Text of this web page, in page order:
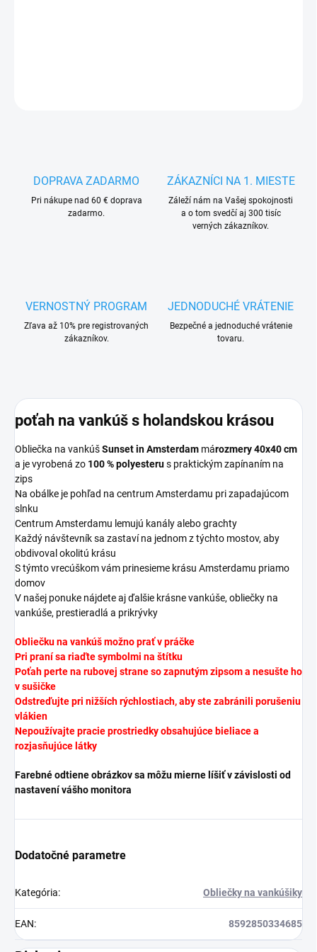
DOPRAVA ZADARMO
Pri nákupe nad 60 € doprava
zadarmo.
ZÁKAZNÍCI NA 1. MIESTE
Záleží nám na Vašej spokojnosti
a o tom svedčí aj 300 tisíc
verných zákazníkov.
VERNOSTNÝ PROGRAM
Zľava až 10% pre registrovaných
zákazníkov.
JEDNODUCHÉ VRÁTENIE
Bezpečné a jednoduché vrátenie
tovaru.
poťah na vankúš s holandskou krásou
Obliečka na vankúšSunset in Amsterdam mározmery 40x40 cm
a je vyrobená zo 100 % polyesterus praktickým zapínaním na
zips
Na obálke je pohľad na centrum Amsterdamu pri zapadajúcom
slnku
Centrum Amsterdamu lemujú kanály alebo grachty
Každý návštevník sa zastaví na jednom z týchto mostov, aby
obdivoval okolitú krásu
S týmto vrecúškom vám prinesieme krásu Amsterdamu priamo
domov
V našej ponuke nájdete aj ďalšie krásne vankúše, obliečky na
vankúše, prestieradlá a prikrývky
Obliečku na vankúš možno prať v práčke
Pri praní sa riaďte symbolmi na štítku
Poťah perte na rubovej strane so zapnutým zipsom a nesušte ho
v sušičke
Odstreďujte pri nižších rýchlostiach, aby ste zabránili porušeniu
vlákien
Nepoužívajte pracie prostriedky obsahujúce bieliace a
rozjasňujúce látky
Farebné odtiene obrázkov sa môžu mierne líšiť v závislosti od
nastavení vášho monitora
Dodatočné parametre
Kategória: Obliečky na vankúšiky
EAN: 8592850334685